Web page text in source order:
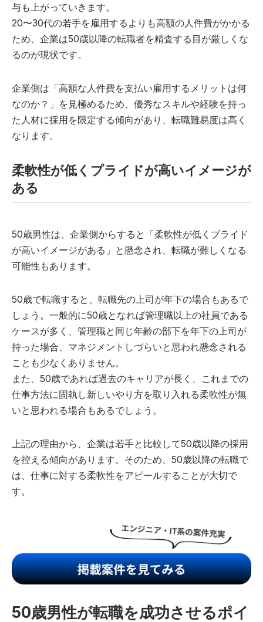
与も上がっていきます。
20〜30代の若手を雇用するよりも高額の人件費がかかる
ため、企業は50歳以降の転職者を精査する目が厳しくな
るのが現状です。
企業側は「高額な人件費を支払い雇用するメリットは何
なのか？」を見極めるため、優秀なスキルや経験を持っ
た人材に採用を限定する傾向があり、転職難易度は高く
なります。
柔軟性が低くプライドが高いイメージが
ある
50歳男性は、企業側からすると「柔軟性が低くプライド
が高いイメージがある」と懸念され、転職が難しくなる
可能性もあります。
50歳で転職すると、転職先の上司が年下の場合もあるで
しょう。一般的に50歳となれば管理職以上の社員である
ケースが多く、管理職と同じ年齢の部下を年下の上司が
持った場合、マネジメントしづらいと思われ懸念される
ことも少なくありません。
また、50歳であれば過去のキャリアが長く、これまでの
仕事方法に固執し新しいやり方を取り入れる柔軟性が無
いと思われる場合もあるでしょう。
上記の理由から、企業は若手と比較して50歳以降の採用
を控える傾向があります。そのため、50歳以降の転職で
は、仕事に対する柔軟性をアピールすることが大切で
す。
50歳男性が転職を成功させるポイ